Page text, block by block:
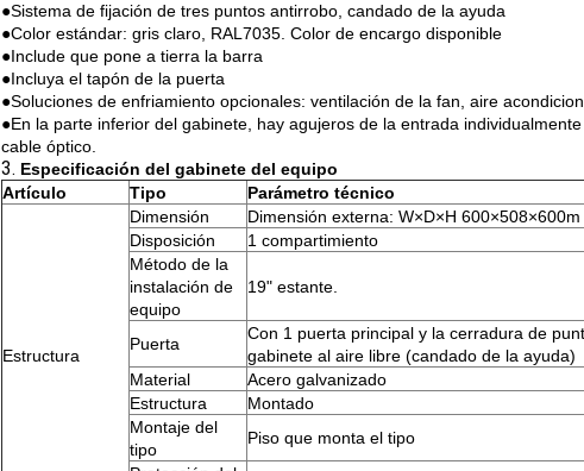
●Sistema de fijación de tres puntos antirrobo, candado de la ayuda
●Color estándar: gris claro, RAL7035. Color de encargo disponible
●Include que pone a tierra la barra
●Incluya el tapón de la puerta
●Soluciones de enfriamiento opcionales: ventilación de la fan, aire
●En la parte inferior del gabinete, hay agujeros de la entrada
cable óptico.
3. Especificación del gabinete del equipo
Artículo
Tipo Parámetro técnico
Estructura
Dimensión
Dimensión externa: W×D×H 600×508×600m
Disposición
1 compartimiento
Método de la
instalación de
equipo
19" estante.
Puerta
Con 1 puerta principal y la cerradura de
gabinete al aire libre (candado de la ayuda)
Material
Acero galvanizado
Estructura
Montado
Montaje del
tipo
Piso que monta el tipo